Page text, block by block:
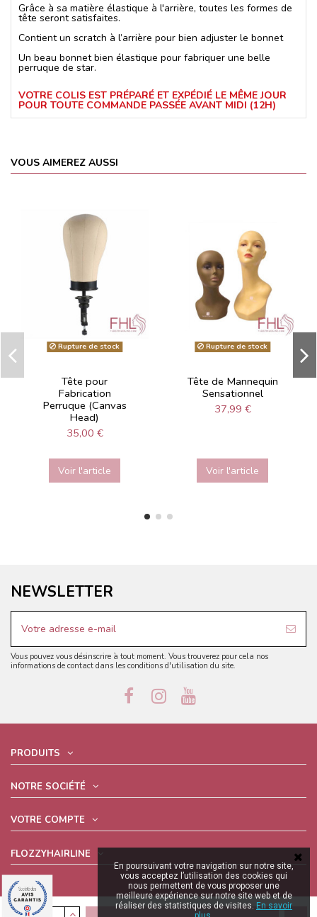
Grâce à sa matière élastique à l'arrière, toutes les formes de
tête seront satisfaites.
Contient un scratch à l’arrière pour bien adjuster le bonnet
Un beau bonnet bien élastique pour fabriquer une belle
perruque de star.
VOTRE COLIS EST PRÉPARÉ ET EXPÉDIÉ LE MÊME JOUR
POUR TOUTE COMMANDE PASSÉE AVANT MIDI (12H)
VOUS AIMEREZ AUSSI
Rupture de stock
Tête pour
Fabrication
Perruque (Canvas
Head)
35,00 €
Voir l'article
Rupture de stock
Tête de Mannequin
Sensationnel
37,99 €
Voir l'article
NEWSLETTER
Vous pouvez vous désinscrire à tout moment. Vous trouverez pour cela nos
informations de contact dans les conditions d'utilisation du site.
PRODUITS
NOTRE SOCIÉTÉ
VOTRE COMPTE
FLOZZYHAIRLINE
En poursuivant votre navigation sur notre site,
vous acceptez l’utilisation des cookies qui
nous permettent de vous proposer une
meilleure expérience sur notre site web et de
réaliser des statistiques de visites. En savoir